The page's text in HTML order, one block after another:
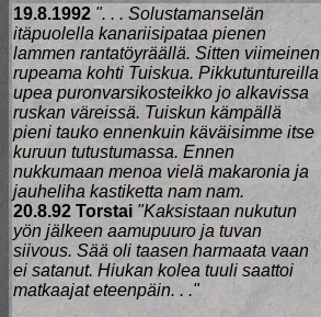
19.8.1992 ". . . Solustamanselän
itäpuolella kanariisipataa pienen
lammen rantatöyräällä. Sitten viimeinen
rupeama kohti Tuiskua. Pikkutuntureilla
upea puronvarsikosteikko jo alkavissa
ruskan väreissä. Tuiskun kämpällä
pieni tauko ennenkuin käväisimme itse
kuruun tutustumassa. Ennen
nukkumaan menoa vielä makaronia ja
jauheliha kastiketta nam nam.
20.8.92 Torstai "Kaksistaan nukutun
yön jälkeen aamupuuro ja tuvan
siivous. Sää oli taasen harmaata vaan
ei satanut. Hiukan kolea tuuli saattoi
matkaajat eteenpäin. . ."